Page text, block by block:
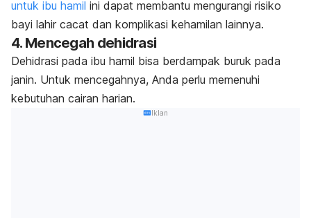
untuk ibu hamil ini dapat membantu mengurangi risiko
bayi lahir cacat dan komplikasi kehamilan lainnya.
4. Mencegah dehidrasi
Dehidrasi pada ibu hamil bisa berdampak buruk pada
janin. Untuk mencegahnya, Anda perlu memenuhi
kebutuhan cairan harian.
Iklan